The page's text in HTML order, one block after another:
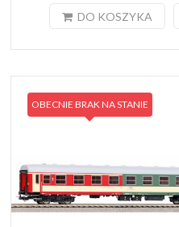
DO KOSZYKA
OBECNIE BRAK NA STANIE